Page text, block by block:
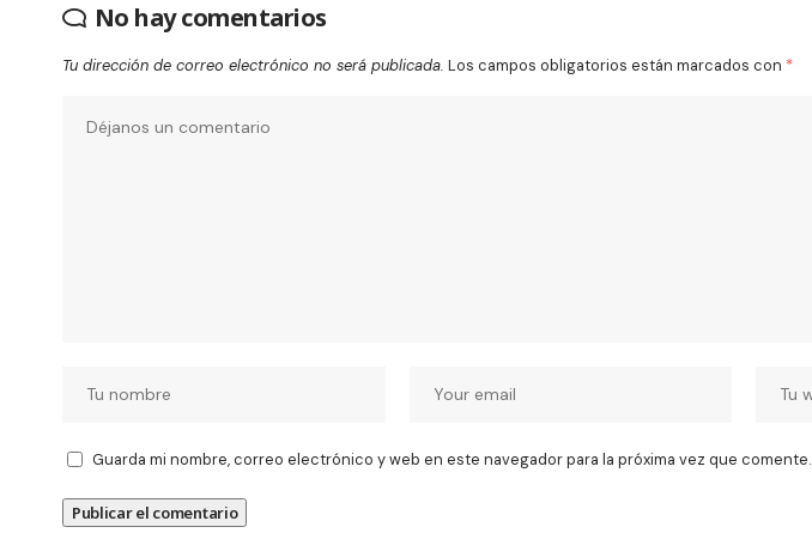
No hay comentarios
Tu dirección de correo electrónico no será publicada. Los campos obligatorios están marcados con *
Guarda mi nombre, correo electrónico y web en este navegador para la próxima vez que comente.